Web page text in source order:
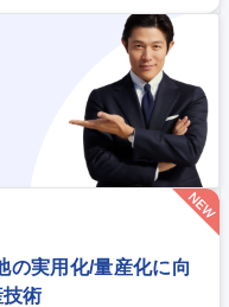
視・障害一次対応） 【非定
ポート■要件定義・設計の
討 募集職種 【東
い者雇用）】
の実用化/量産化に向
術